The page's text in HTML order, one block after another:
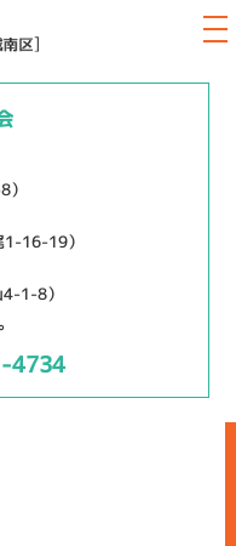
1-16-19）
4-1-8）
4734